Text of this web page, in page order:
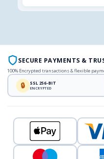
SECURE PAYMENTS &
100% Encrypted transactions & flexible
🔒 SSL 256-BIT
ENCRYPTED